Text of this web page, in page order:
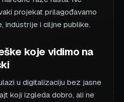
projekat prilagođavamo
industrije i ciljne publike.
koje vidimo na
u digitalizaciju bez jasne
koji izgleda dobro, ali ne